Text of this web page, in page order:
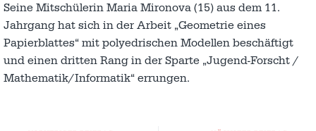
Seine Mitschülerin Maria Mironova (15) aus dem 11.
Jahrgang hat sich in der Arbeit „Geometrie eines
Papierblattes“ mit polyedrischen Modellen beschäftigt
und einen dritten Rang in der Sparte „Jugend-Forscht /
Mathematik/Informatik“ errungen.